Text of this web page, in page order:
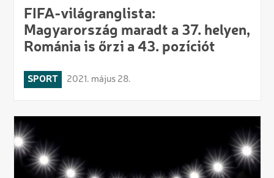
FIFA-világranglista:
Magyarország maradt a 37. helyen,
Románia is őrzi a 43. pozíciót
SPORT 2021. május 28.